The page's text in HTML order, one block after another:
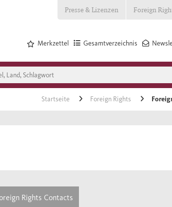
Presse & Lizenzen Foreign
Gesamtverzeichnis
Merkzettel
Startseite Foreign Rights
Rights Contacts